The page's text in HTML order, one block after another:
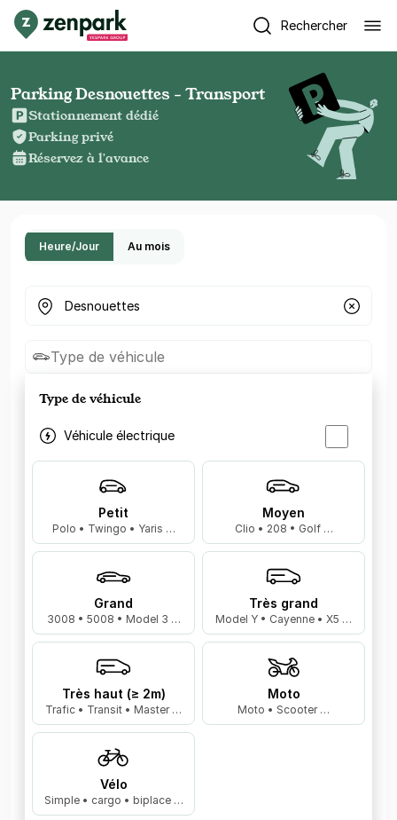
Rechercher
Parking Desnouettes - Transport
Stationnement dédié
Parking privé
Réservez à l'avance
Heure/Jour Au mois
Où cherchez-vous un parking ?
Type de véhicule
Type de véhicule
Véhicule électrique
Petit
Polo • Twingo • Yaris …
Moyen
Clio • 208 • Golf …
Grand
3008 • 5008 • Model 3 …
Très grand
Model Y • Cayenne • X5 …
Très haut (≥ 2m)
Trafic • Transit • Master …
Moto
Moto • Scooter …
Vélo
Simple • cargo • biplace …